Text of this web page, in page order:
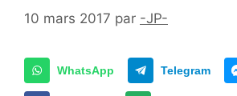
10 mars 2017 par -JP-
WhatsApp Telegram